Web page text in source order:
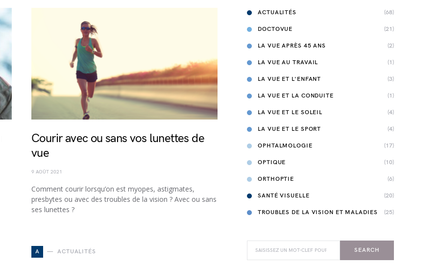
Courir avec ou sans vos lunettes de
vue
9 AOÛT 2021
Comment courir lorsqu’on est myopes, astigmates,
presbytes ou avec des troubles de la vision ? Avec ou sans
ses lunettes ?
A ACTUALITÉS
ACTUALITÉS (68)
DOCTOVUE (21)
LA VUE APRÈS 45 ANS (2)
LA VUE AU TRAVAIL (1)
LA VUE ET L'ENFANT (3)
LA VUE ET LA CONDUITE (1)
LA VUE ET LE SOLEIL (4)
LA VUE ET LE SPORT (4)
OPHTALMOLOGIE (17)
OPTIQUE (10)
ORTHOPTIE (6)
SANTÉ VISUELLE (20)
TROUBLES DE LA VISION ET MALADIES (25)
SEARCH